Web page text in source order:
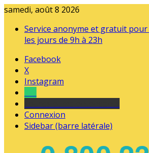
samedi, août 8 2026
Service anonyme et gratuit
les jours de 9h à 23h
Facebook
X
Instagram
Connexion
Sidebar (barre latérale)